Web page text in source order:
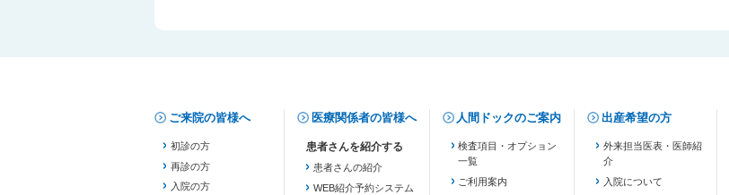
ご来院の皆様へ
初診の方
再診の方
入院の方
医療関係者の皆様へ
患者さんの紹介
WEB紹介予約システム
人間ドックのご案内
検査項目・オプション
一覧
ご利用案内
出産希望の方
外来担当医表・医師紹
介
入院について